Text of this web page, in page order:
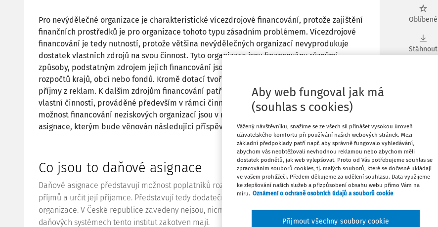
Pro nevýdělečné organizace je charakteristické vícezdrojové financování, protože zajištění
finančních prostředků je pro organizace tohoto typu zásadním problémem. Vícezdrojové
financování je tedy nutností, protože většina nevýdělečných organizací nevyprodukuje
dostatek vlastních zdrojů na svou činnost. Tyto organizace jsou financovány různými
způsoby, podstatným zdrojem jejich financování jsou dotace, a to ze státního rozpočtu,
rozpočtů krajů, obcí nebo fondů. Kromě dotací tvoří externí zdroje financování dary a
příjmy z reklam. K dalším zdrojům financování patří členské příspěvky a dále příjmy z
vlastní činnosti, prováděné především v rámci činnosti vedlejší (hospodářské). Jako další
možnost financování neziskových organizací jsou v některých státech zavedeny daňové
asignace, kterým bude věnován následující příspěvek.
Co jsou to daňové asignace
Daňové asignace představují možnost poplatníků rozhodovat o části své odvedené daně z
příjmů a určit její příjemce. Představují tedy dodatečný zdroj příjmů pro nestátní neziskové
organizace. V České republice zavedeny nejsou, nicméně ostatní země Visegrádské skupiny v
daňových systémech tento institut zakotven mají.
Oblíbené
Stáhnout
Poznámka
Aby web fungoval jak má
(souhlas s cookies)
Vážený návštěvníku, snažíme se ze všech sil přinášet vysokou úroveň
uživatelského komfortu při používání našich webových stránek. Mezi
základní předpoklady patří např. aby správně fungovalo vyhledávání,
abychom vás neobtěžovali nevhodnou reklamou nebo abychom měli
dostatek podnětů, jak web vylepšovat. Proto od Vás potřebujeme souhlas se
zpracováním souborů cookies, tj. malých souborů, které se dočasně ukládají
ve vašem prohlížeči. Předem děkujeme za udělení souhlasu. Data využijeme
ke zlepšování našich služeb a přizpůsobení obsahu webu přímo Vám na
míru. Oznámení o ochraně osobních údajů a souborů cookie
Přijmout všechny soubory cookie